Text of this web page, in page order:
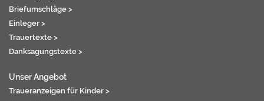
Briefumschläge >
Einleger >
Trauertexte >
Danksagungstexte >
Unser Angebot
Traueranzeigen für Kinder >